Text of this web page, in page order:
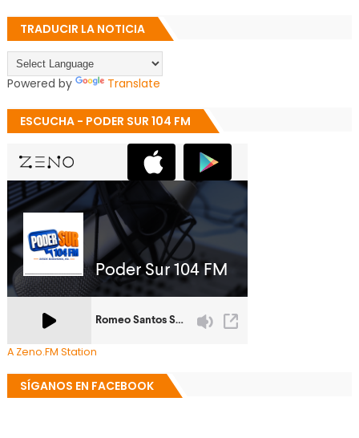
TRADUCIR LA NOTICIA
Powered by Translate
ESCUCHA - PODER SUR 104 FM
A Zeno.FM Station
SÍGANOS EN FACEBOOK